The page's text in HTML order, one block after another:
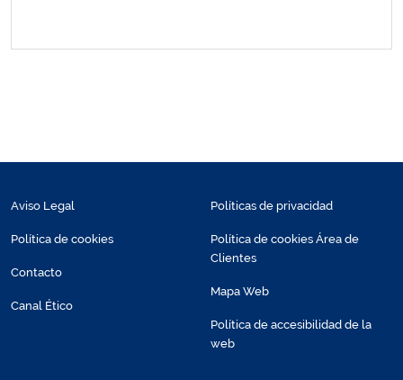
Aviso Legal
Política de cookies
Contacto
Canal Ético
Políticas de privacidad
Política de cookies Área de
Clientes
Mapa Web
Política de accesibilidad de la
web